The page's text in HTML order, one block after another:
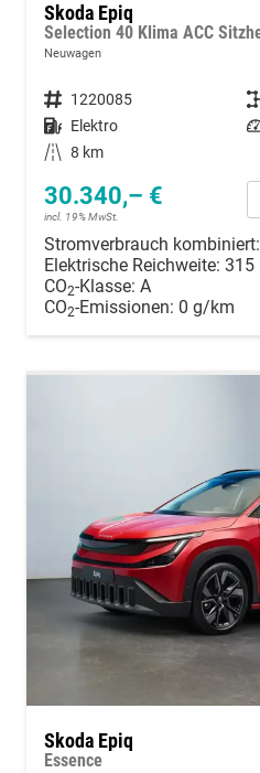
Skoda Epiq
Selection 40 Klima ACC
Neuwagen
Fahrzeugnummer 1220085
Kraftstoff Elektro
Kilometerstand 8 km
30.340,– €
incl. 19% MwSt.
Stromverbrauch kombiniert:
Elektrische Reichweite: 315
CO2-Klasse: A
CO2-Emissionen: 0 g/km
Skoda Epiq
Essence